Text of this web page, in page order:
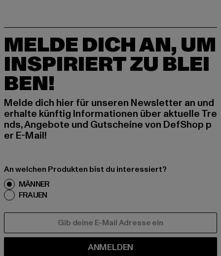
MELDE DICH AN, UM
INSPIRIERT ZU BLEI
BEN!
Melde dich hier für unseren Newsletter an und
erhalte künftig Informationen über aktuelle Tre
nds, Angebote und Gutscheine von DefShop p
er E-Mail!
An welchen Produkten bist du interessiert?
MÄNNER
FRAUEN
ANMELDEN